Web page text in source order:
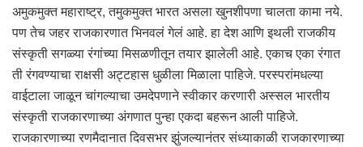
अमुकमुक्त महाराष्ट्र, तमुकमुक्त भारत असला खुनशीपणा चालता कामा नये.
पण तेच जहर राजकारणात भिनवलं गेलं आहे. हा देश आणि इथली राजकीय
संस्कृती सगळ्या रंगांच्या मिसळणीतून तयार झालेली आहे. एकाच एका रंगात
ती रंगवण्याचा राक्षसी अट्टहास धुळीला मिळाला पाहिजे. परस्परांमधल्या
वाईटाला जाळून चांगल्याचा उमदेपणाने स्वीकार करणारी अस्सल भारतीय
संस्कृती राजकारणाच्या अंगणात पुन्हा एकदा बहरून आली पाहिजे.
राजकारणाच्या रणमैदानात दिवसभर झुंजल्यानंतर संध्याकाळी राजकारणाच्या